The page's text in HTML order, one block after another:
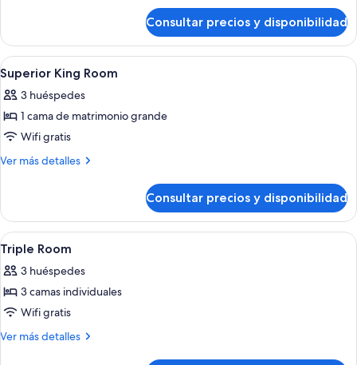
King
Room
Consultar precios y disponibilidad
Abrir
todas
las
fotos
de
Superior
Minibar, caja fuerte, escritorio y
5
Superior King Room
3 huéspedes
1 cama de matrimonio grande
Wifi gratis
Ver más detalles
Más
King
Room
Consultar precios y disponibilidad
Abrir
todas
las
fotos
de
Triple
Minibar, caja fuerte, escritorio y
7
Triple Room
3 huéspedes
3 camas individuales
Wifi gratis
Ver más detalles
Más